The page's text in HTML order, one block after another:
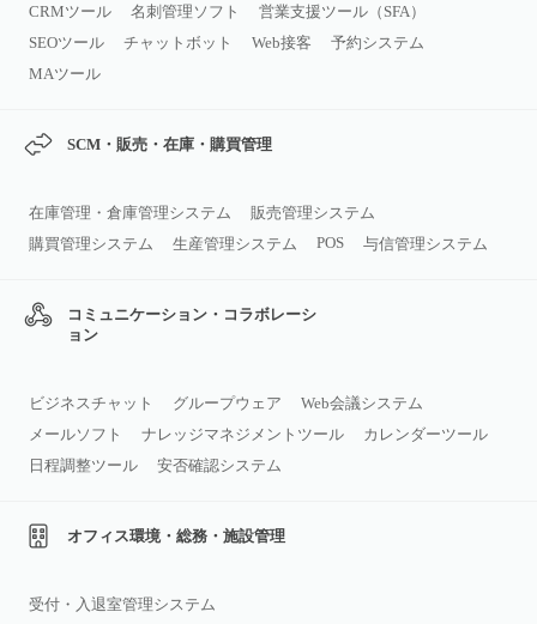
CRMツール 名刺管理ソフト
営業支援ツール（SFA）
SEOツール
チャットボット Web接客
予約システム
MAツール
SCM・販売・在庫・購買管理
在庫管理・倉庫管理システム
販売管理システム
購買管理システム
生産管理システム POS 与信管理システム
コミュニケーション・コラボレーシ
ョン
ビジネスチャット グループウェア
Web会議システム
メールソフト
ナレッジマネジメントツール
カレンダーツール
日程調整ツール
安否確認システム
オフィス環境・総務・施設管理
受付・入退室管理システム